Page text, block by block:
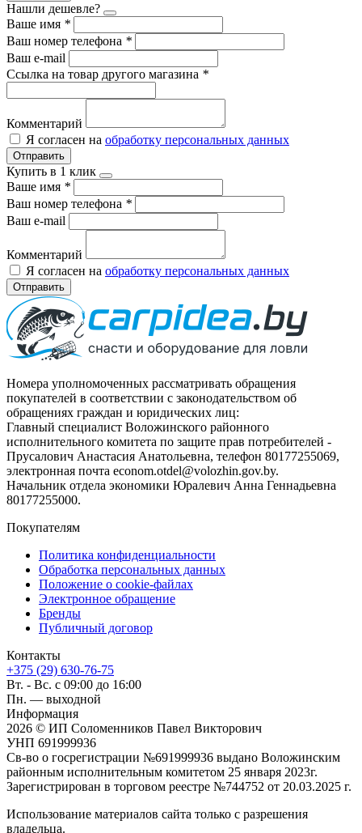
Нашли дешевле?
Ваше имя *
Ваш номер телефона *
Ваш e-mail
Ссылка на товар другого магазина *
Комментарий
Я согласен на обработку персональных данных
Отправить
Купить в 1 клик
Ваше имя *
Ваш номер телефона *
Ваш e-mail
Комментарий
Я согласен на обработку персональных данных
Отправить
Номера уполномоченных рассматривать обращения
покупателей в соответствии с законодательством об
обращениях граждан и юридических лиц:
Главный специалист Воложинского районного
исполнительного комитета по защите прав потребителей -
Прусалович Анастасия Анатольевна, телефон 80177255069,
электронная почта econom.otdel@volozhin.gov.by.
Начальник отдела экономики Юралевич Анна Геннадьевна
80177255000.
Покупателям
Политика конфиденциальности
Обработка персональных данных
Положение о cookie-файлах
Электронное обращение
Бренды
Публичный договор
Контакты
+375 (29) 630-76-75
Вт. - Вс. с 09:00 до 16:00
Пн. — выходной
Информация
2026 © ИП Соломенников Павел Викторович
УНП 691999936
Св-во о госрегистрации №691999936 выдано Воложинским
районным исполнительным комитетом 25 января 2023г.
Зарегистрирован в торговом реестре №744752 от 20.03.2025 г.
Использование материалов сайта только с разрешения
владельца.